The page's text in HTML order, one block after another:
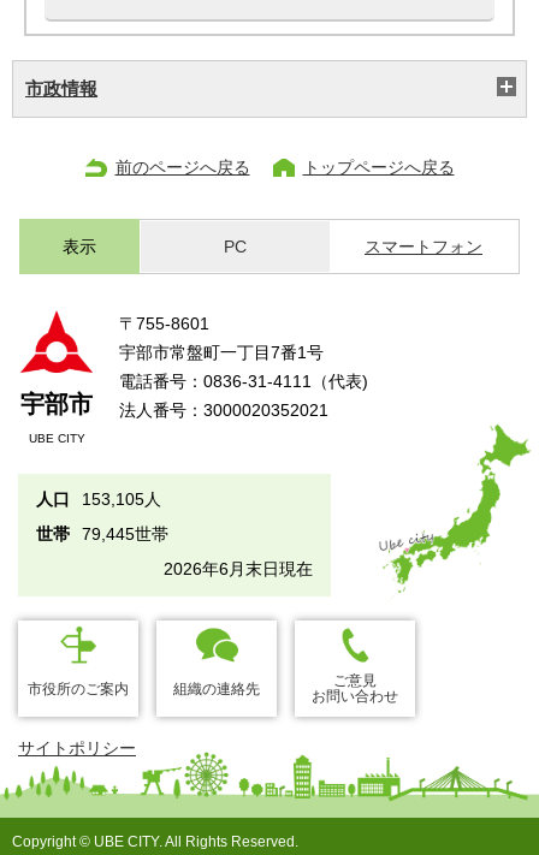
市政情報
前のページへ戻る トップページへ戻る
表示 PC スマートフォン
宇部市
UBE CITY
〒755-8601
宇部市常盤町一丁目7番1号
電話番号：0836-31-4111（代表)
法人番号：3000020352021
人口
153,105人
世帯
79,445世帯
2026年6月末日現在
市役所のご案内 組織の連絡先
ご意見
お問い合わせ
サイトポリシー
Copyright © UBE CITY. All Rights Reserved.